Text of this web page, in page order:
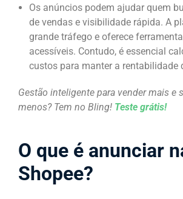
Os anúncios podem ajudar quem
de vendas e visibilidade rápida. A
grande tráfego e oferece
acessíveis. Contudo, é essencial
custos para manter a rentabilidade
Gestão inteligente para vender mais e
menos? Tem no Bling! Teste grátis!
O que é anunciar
Shopee?